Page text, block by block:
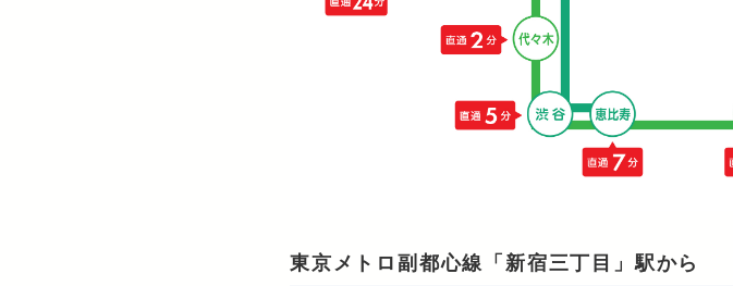
東京メトロ副都心線「新宿三丁目」駅から